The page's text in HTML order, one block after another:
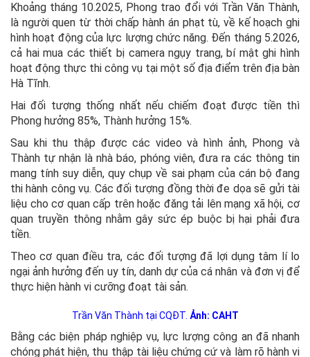
Khoảng tháng 10.2025, Phong trao đổi với Trần Văn Thành,
là người quen từ thời chấp hành án phạt tù, về kế hoạch ghi
hình hoạt động của lực lượng chức năng. Đến tháng 5.2026,
cả hai mua các thiết bị camera ngụy trang, bí mật ghi hình
hoạt động thực thi công vụ tại một số địa điểm trên địa bàn
Hà Tĩnh.
Hai đối tượng thống nhất nếu chiếm đoạt được tiền thì
Phong hưởng 85%, Thành hưởng 15%.
Sau khi thu thập được các video và hình ảnh, Phong và
Thành tự nhận là nhà báo, phóng viên, đưa ra các thông tin
mang tính suy diễn, quy chụp về sai phạm của cán bộ đang
thi hành công vụ. Các đối tượng đồng thời đe dọa sẽ gửi tài
liệu cho cơ quan cấp trên hoặc đăng tải lên mạng xã hội, cơ
quan truyền thông nhằm gây sức ép buộc bị hại phải đưa
tiền.
Theo cơ quan điều tra, các đối tượng đã lợi dụng tâm lí lo
ngại ảnh hưởng đến uy tín, danh dự của cá nhân và đơn vị để
thực hiện hành vi cưỡng đoạt tài sản.
Trần Văn Thành tại CQĐT. Ảnh: CAHT
Bằng các biện pháp nghiệp vụ, lực lượng công an đã nhanh
chóng phát hiện, thu thập tài liệu chứng cứ và làm rõ hành vi